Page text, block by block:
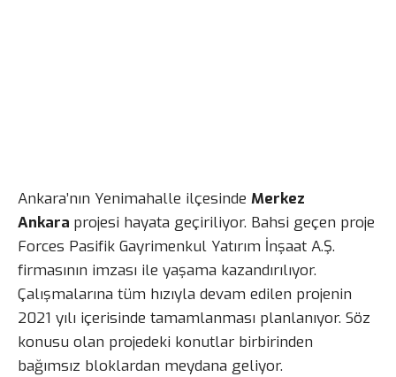
Ankara’nın Yenimahalle ilçesinde Merkez
Ankara projesi hayata geçiriliyor. Bahsi geçen proje
Forces Pasifik Gayrimenkul Yatırım İnşaat A.Ş.
firmasının imzası ile yaşama kazandırılıyor.
Çalışmalarına tüm hızıyla devam edilen projenin
2021 yılı içerisinde tamamlanması planlanıyor. Söz
konusu olan projedeki konutlar birbirinden
bağımsız bloklardan meydana geliyor.